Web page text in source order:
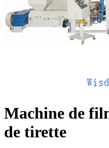
Machine de
de tirette